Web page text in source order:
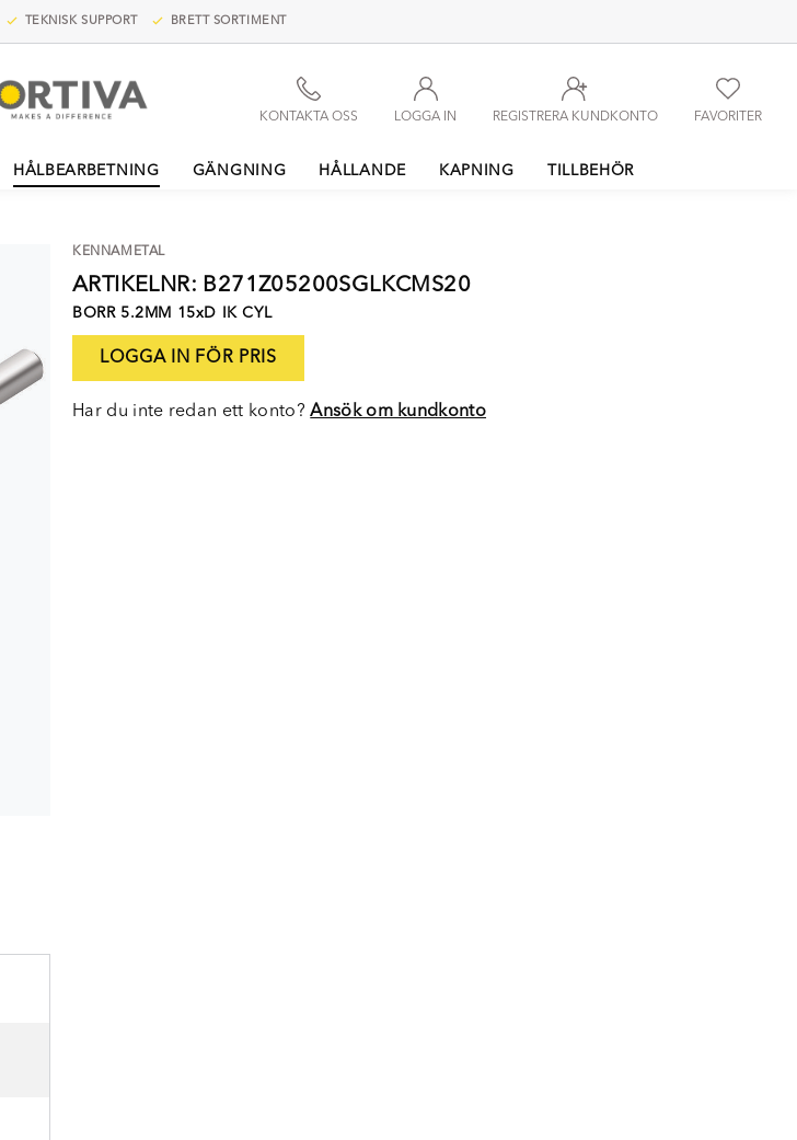
TEKNISK SUPPORT BRETT SORTIMENT
FAVORITER
REGISTRERA KUNDKONTO
LOGGA IN
KONTAKTA OSS
HÅLBEARBETNING GÄNGNING HÅLLANDE KAPNING TILLBEHÖR
KENNAMETAL
ARTIKELNR: B271Z05200SGLKCMS20
BORR 5.2MM 15xD IK CYL
LOGGA IN FÖR PRIS
Har du inte redan ett konto?Ansök om kundkonto